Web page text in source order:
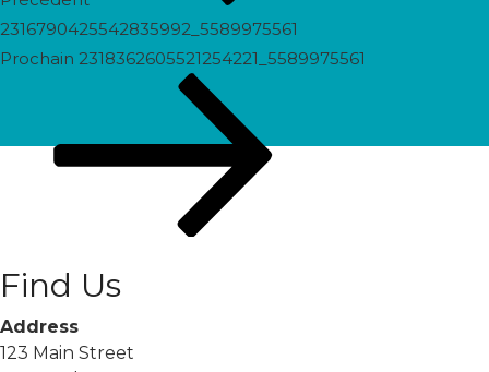
2316790425542835992_5589975561
Prochain
Prochain 2318362605521254221_5589975561
Find Us
Address
123 Main Street